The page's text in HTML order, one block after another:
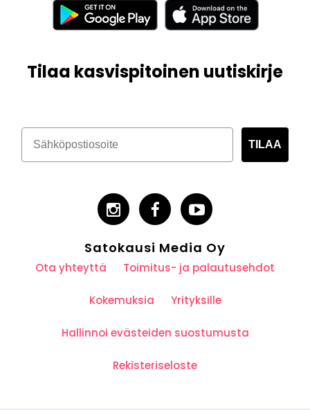
Tilaa kasvispitoinen uutiskirje
TILAA
Satokausi Media Oy
Ota yhteyttä Toimitus- ja palautusehdot
Kokemuksia Yrityksille
Hallinnoi evästeiden suostumusta
Rekisteriseloste